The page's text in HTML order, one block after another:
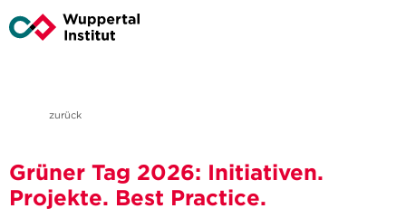
zurück
Grüner Tag 2026: Initiativen.
Projekte. Best Practice.